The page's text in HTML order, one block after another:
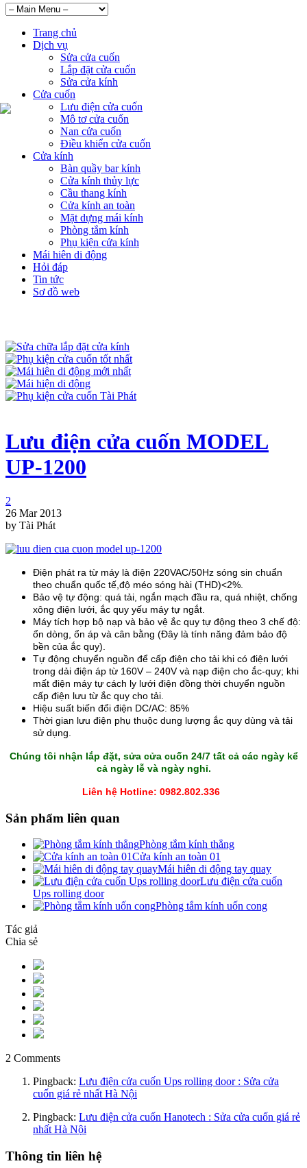
Trang chủ
Dịch vụ
Sửa cửa cuốn
Lắp đặt cửa cuốn
Sửa cửa kính
Cửa cuốn
Lưu điện cửa cuốn
Mô tơ cửa cuốn
Nan cửa cuốn
Điều khiển cửa cuốn
Cửa kính
Bàn quầy bar kính
Cửa kính thủy lực
Cầu thang kính
Cửa kính an toàn
Mặt dựng mái kính
Phòng tắm kính
Phụ kiện cửa kính
Mái hiên di động
Hỏi đáp
Tin tức
Sơ đồ web
Lưu điện cửa cuốn MODEL
UP-1200
2
26 Mar 2013
by Tài Phát
Điện phát ra từ máy là điện 220VAC/50Hz sóng sin chuẩn
theo chuẩn quốc tế,độ méo sóng hài (THD)<2%.
Bảo vệ tự động: quá tải, ngắn mạch đầu ra, quá nhiệt, chống
xông điện lưới, ắc quy yếu máy tự ngắt.
Máy tích hợp bộ nạp và bảo vệ ắc quy tự động theo 3 chế độ:
ổn dòng, ổn áp và cân bằng (Đây là tính năng đảm bảo độ
bền của ắc quy).
Tự động chuyển nguồn để cấp điện cho tải khi có điện lưới
trong dải điện áp từ 160V – 240V và nạp điện cho ắc-quy; khi
mất điện máy tự cách ly lưới điện đồng thời chuyển nguồn
cấp điện lưu từ ắc quy cho tải.
Hiệu suất biến đổi điện DC/AC: 85%
Thời gian lưu điện phụ thuộc dung lượng ắc quy dùng và tải
sử dụng.
Chúng tôi nhận lắp đặt, sửa cửa cuốn 24/7 tất cả các ngày kể
cả ngày lễ và ngày nghỉ.
Liên hệ Hotline: 0982.802.336
Sản phẩm liên quan
Phòng tắm kính thẳng
Cửa kính an toàn 01
Mái hiên di động tay quay
Lưu điện cửa cuốn
Ups rolling door
Phòng tắm kính uốn cong
Tác giả
Chia sẻ
2 Comments
Pingback: Lưu điện cửa cuốn Ups rolling door : Sửa cửa
cuốn giá rẻ nhất Hà Nội
Pingback: Lưu điện cửa cuốn Hanotech : Sửa cửa cuốn giá rẻ
nhất Hà Nội
Thông tin liên hệ